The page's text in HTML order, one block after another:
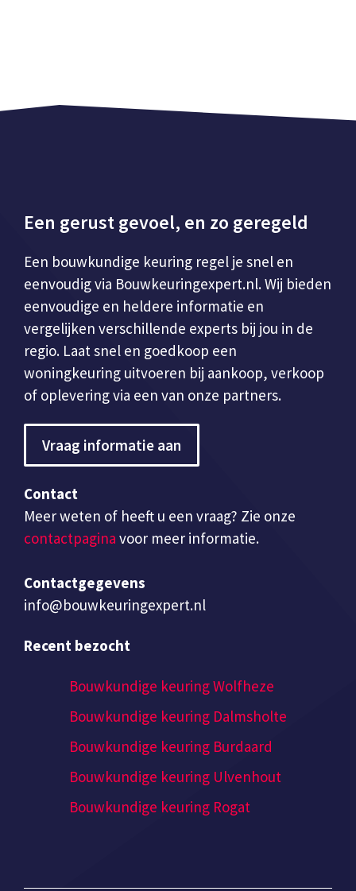
Een gerust gevoel, en zo geregeld
Een bouwkundige keuring regel je snel en
eenvoudig via Bouwkeuringexpert.nl. Wij bieden
eenvoudige en heldere informatie en
vergelijken verschillende experts bij jou in de
regio. Laat snel en goedkoop een
woningkeuring uitvoeren bij aankoop, verkoop
of oplevering via een van onze partners.
Vraag informatie aan
Contact
Meer weten of heeft u een vraag? Zie onze
contactpagina voor meer informatie.
Contactgegevens
info@bouwkeuringexpert.nl
Recent bezocht
Bouwkundige keuring Wolfheze
Bouwkundige keuring Dalmsholte
Bouwkundige keuring Burdaard
Bouwkundige keuring Ulvenhout
Bouwkundige keuring Rogat